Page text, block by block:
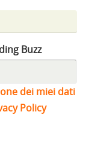
Buzz
dei miei dati
Policy